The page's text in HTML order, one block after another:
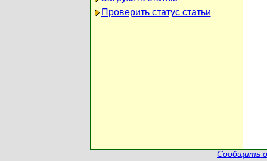
Проверить статус статьи
Сообщить о